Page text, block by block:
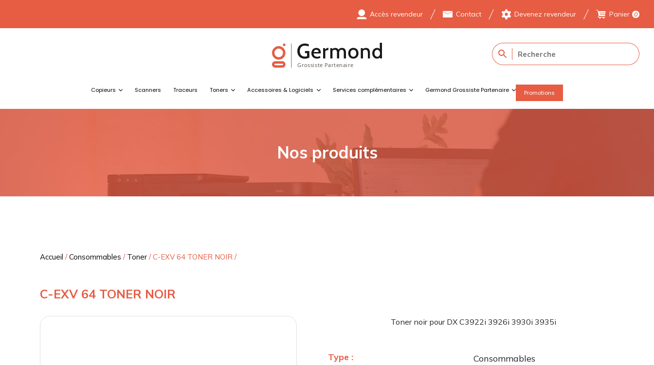
Accès revendeur Contact Devenez revendeur Panier 0
Copieurs Scanners Traceurs Toners Accessoires & Logiciels Services complémentaires Germond Grossiste Partenaire Promotions
Nos produits
Accueil /Consommables / Toner /C-EXV 64 TONER NOIR /
C-EXV 64 TONER NOIR
Toner noir pour DX C3922i 3926i 3930i 3935i
Type :
Consommables